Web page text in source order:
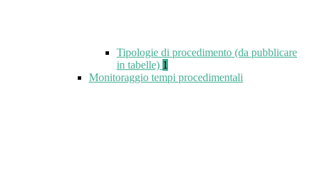
Tipologie di procedimento (da pubblicare
in tabelle) 1
Monitoraggio tempi procedimentali